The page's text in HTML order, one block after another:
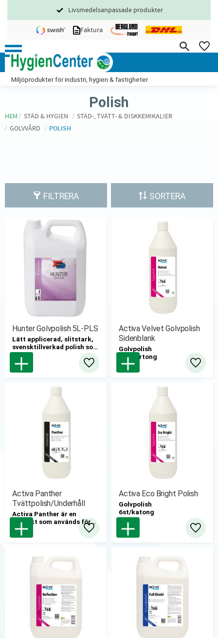
Meny
Livsmedelsanpassade produkter
Faktura
Miljöprodukter för industri, hygien & fastigheter
Polish
HEM STÄD & HYGIEN
STÄD-, TVÄTT- & DISKKEMIKALIER
GOLVVÅRD
POLISH
FILTRERA SORTERA
Hunter Golvpolish 5L-PLS
Lätt applicerad, slitstark,
svensktillverkad polish som
ger en blank och lättstädad
yta.
Lägg till i favoriter
Activa Velvet Golvpolish
Sidenblank
Golvpolish
6st/kartong
Lägg
Activa Panther
Tvättpolish/Underhåll
Activa Panther är en
produkt som används för
dagligt eller periodiskt
underhåll av polishbelagdaLägg till i favoriter
Activa Eco Bright Polish
Golvpolish
6st/katong
Lägg